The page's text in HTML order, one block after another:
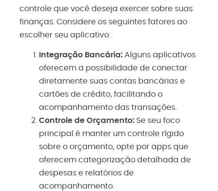
controle que você deseja exercer sobre suas
finanças. Considere os seguintes fatores ao
escolher seu aplicativo:
Integração Bancária: Alguns aplicativos
oferecem a possibilidade de conectar
diretamente suas contas bancárias e
cartões de crédito, facilitando o
acompanhamento das transações.
Controle de Orçamento: Se seu foco
principal é manter um controle rígido
sobre o orçamento, opte por apps que
oferecem categorização detalhada de
despesas e relatórios de
acompanhamento.